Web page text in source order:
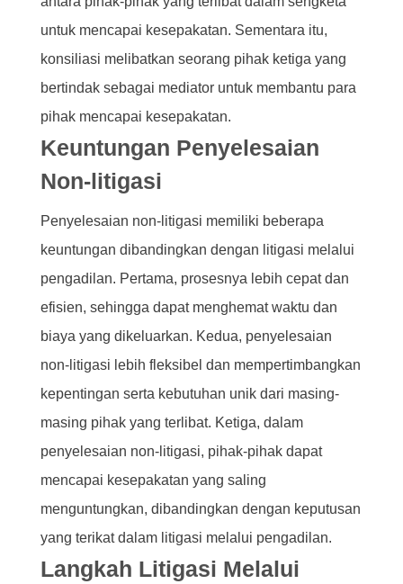
untuk mencapai kesepakatan. Sementara itu,
konsiliasi melibatkan seorang pihak ketiga yang
bertindak sebagai mediator untuk membantu para
pihak mencapai kesepakatan.
Keuntungan Penyelesaian
Non-litigasi
Penyelesaian non-litigasi memiliki beberapa
keuntungan dibandingkan dengan litigasi melalui
pengadilan. Pertama, prosesnya lebih cepat dan
efisien, sehingga dapat menghemat waktu dan
biaya yang dikeluarkan. Kedua, penyelesaian
non-litigasi lebih fleksibel dan mempertimbangkan
kepentingan serta kebutuhan unik dari masing-
masing pihak yang terlibat. Ketiga, dalam
penyelesaian non-litigasi, pihak-pihak dapat
mencapai kesepakatan yang saling
menguntungkan, dibandingkan dengan keputusan
yang terikat dalam litigasi melalui pengadilan.
Langkah Litigasi Melalui